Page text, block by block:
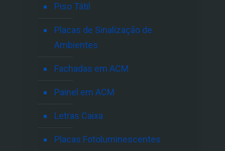
Piso Tátil
Placas de Sinalização de
Ambientes
Fachadas em ACM
Painel em ACM
Letras Caixa
Placas Fotoluminescentes